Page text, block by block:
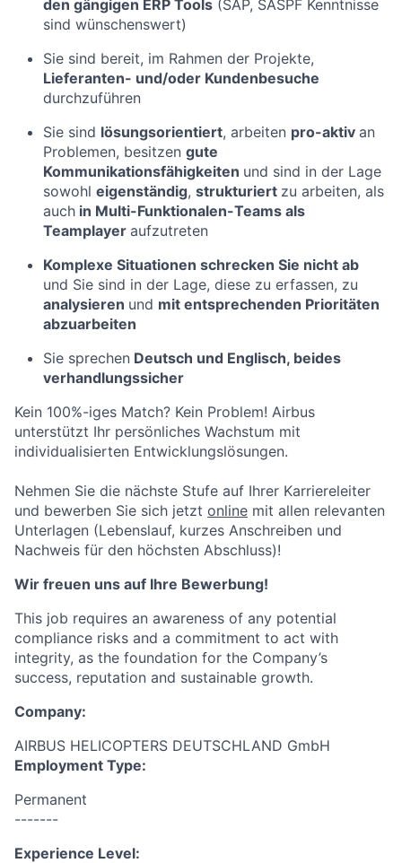
den gängigen ERP Tools (SAP, SASPF Kenntnisse
sind wünschenswert)
Sie sind bereit, im Rahmen der Projekte,
Lieferanten- und/oder Kundenbesuche
durchzuführen
Sie sind lösungsorientiert, arbeiten pro-aktiv an
Problemen, besitzen gute
Kommunikationsfähigkeiten und sind in der Lage
sowohl eigenständig, strukturiert zu arbeiten, als
auch in Multi-Funktionalen-Teams als
Teamplayer aufzutreten
Komplexe Situationen schrecken Sie nicht ab
und Sie sind in der Lage, diese zu erfassen, zu
analysieren und mit entsprechenden Prioritäten
abzuarbeiten
Sie sprechen Deutsch und Englisch, beides
verhandlungssicher
Kein 100%-iges Match? Kein Problem! Airbus
unterstützt Ihr persönliches Wachstum mit
individualisierten Entwicklungslösungen.
Nehmen Sie die nächste Stufe auf Ihrer Karriereleiter
und bewerben Sie sich jetzt online mit allen relevanten
Unterlagen (Lebenslauf, kurzes Anschreiben und
Nachweis für den höchsten Abschluss)!
Wir freuen uns auf Ihre Bewerbung!
This job requires an awareness of any potential
compliance risks and a commitment to act with
integrity, as the foundation for the Company’s
success, reputation and sustainable growth.
Company:
AIRBUS HELICOPTERS DEUTSCHLAND GmbH
Employment Type:
Permanent
-------
Experience Level: